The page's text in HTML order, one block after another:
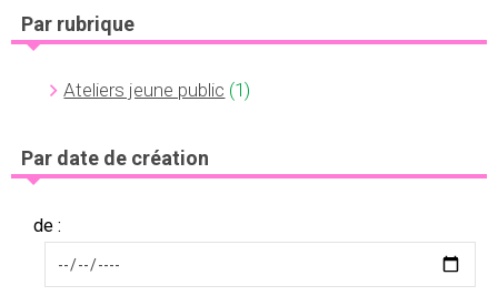
Par rubrique
Ateliers jeune public (1)
Par date de création
de :